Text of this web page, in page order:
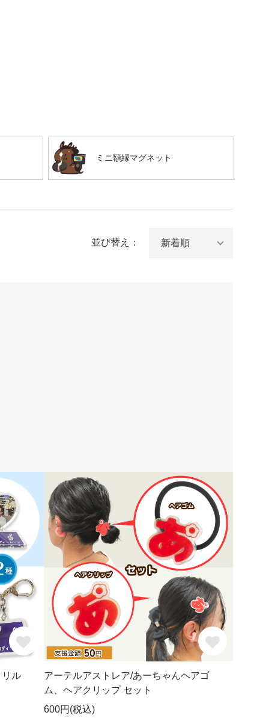
ミニ額縁マグネット
並び替え：
ル
アーテルアストレア/あーちゃんヘアゴ
ム、ヘアクリップ セット
600円(税込)